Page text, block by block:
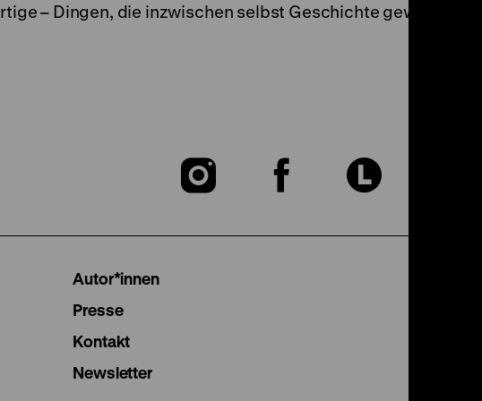
– Dingen, die inzwischen selbst Geschichte geworden
Zu
Zu
Zu
Autor*innen
Presse
Kontakt
Newsletter